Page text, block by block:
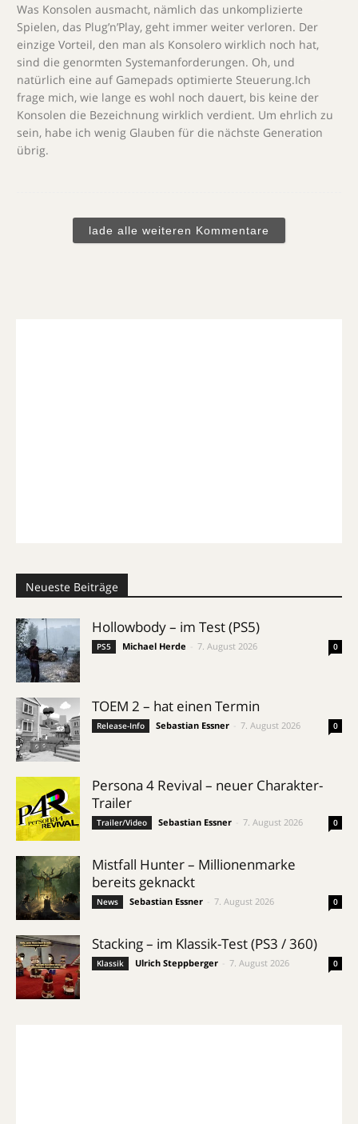
Was Konsolen ausmacht, nämlich das unkomplizierte
Spielen, das Plug’n’Play, geht immer weiter verloren. Der
einzige Vorteil, den man als Konsolero wirklich noch hat,
sind die genormten Systemanforderungen. Oh, und
natürlich eine auf Gamepads optimierte Steuerung.Ich
frage mich, wie lange es wohl noch dauert, bis keine der
Konsolen die Bezeichnung wirklich verdient. Um ehrlich zu
sein, habe ich wenig Glauben für die nächste Generation
übrig.
lade alle weiteren Kommentare
Neueste Beiträge
Hollowbody – im Test (PS5)
PS5 Michael Herde 7. August 2026 0
TOEM 2 – hat einen Termin
Release-Info Sebastian Essner 7. August 2026 0
Persona 4 Revival – neuer Charakter-
Trailer
Trailer/Video Sebastian Essner 7. August 2026 0
Mistfall Hunter – Millionenmarke
bereits geknackt
News Sebastian Essner 7. August 2026 0
Stacking – im Klassik-Test (PS3 / 360)
Klassik Ulrich Steppberger 7. August 2026 0